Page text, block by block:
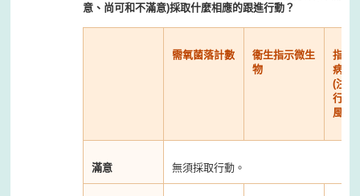
意、尚可和不滿意)採取什麼相應的跟進行動？
需氧菌落計數
衞生指示微生
物
指定
病菌
(注意
行動
風險
滿意 無須採取行動。